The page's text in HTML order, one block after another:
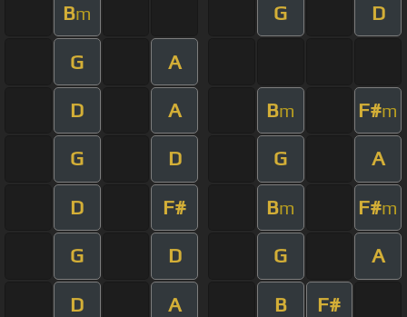
Bm G D
G A
D A Bm F#m
G D G A
D F# Bm F#m
G D G A
D A B F#